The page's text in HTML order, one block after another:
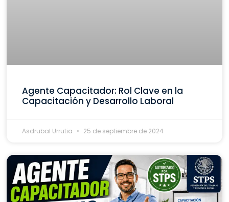
Agente Capacitador: Rol Clave en la
Capacitación y Desarrollo Laboral
Asdrubal Urrutia 25 de septiembre de 2024